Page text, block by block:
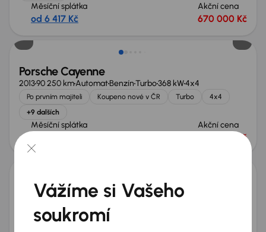
Měsíční splátka
od 6 417 Kč
Akční cena
670 000 Kč
Možnost odpočtu DPH
Porsche Cayenne
201390 250 kmAutomatBenzínTurbo368 kW4x4
Po prvním majiteli Koupeno nové v ČR Turbo
4x4
+9 dalších
Měsíční splátka Akční cena
720 000 Kč
Porsche Cayenne
Koupeno nové v ČR S
Vážíme si Vašeho
soukromí